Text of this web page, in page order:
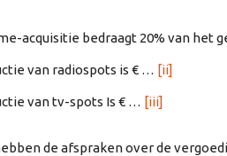
acquisitie bedraagt 20% van het
van radiospots is € … [ii]
van tv-spots Is € … [iii]
de afspraken over de